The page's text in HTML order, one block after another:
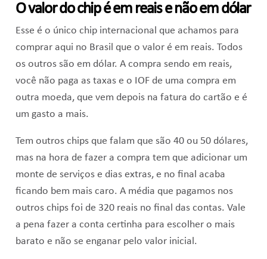
O valor do chip é em reais e não em dólar
Esse é o único chip internacional que achamos para
comprar aqui no Brasil que o valor é em reais. Todos
os outros são em dólar. A compra sendo em reais,
você não paga as taxas e o IOF de uma compra em
outra moeda, que vem depois na fatura do cartão e é
um gasto a mais.
Tem outros chips que falam que são 40 ou 50 dólares,
mas na hora de fazer a compra tem que adicionar um
monte de serviços e dias extras, e no final acaba
ficando bem mais caro. A média que pagamos nos
outros chips foi de 320 reais no final das contas. Vale
a pena fazer a conta certinha para escolher o mais
barato e não se enganar pelo valor inicial.